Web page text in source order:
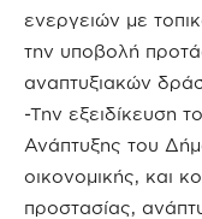
ενεργειών με
την υποβολή
αναπτυξιακών
-Την εξειδίκευση
Ανάπτυξης του
οικονομικής, και
προστασίας,